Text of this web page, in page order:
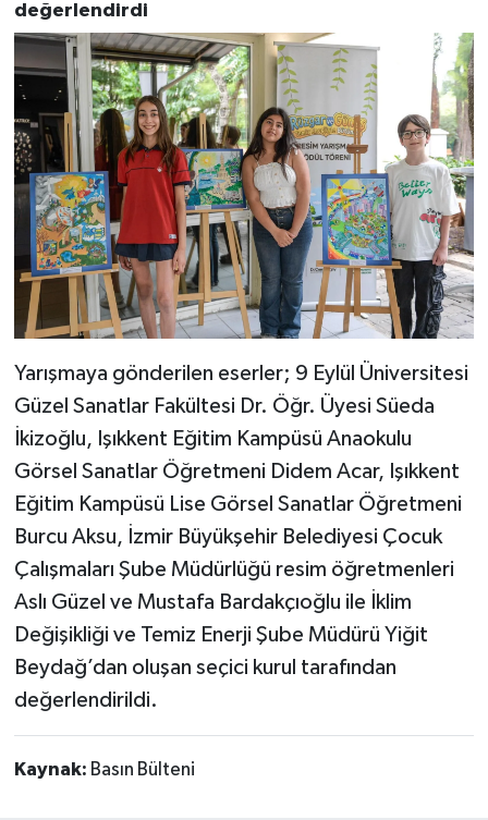
değerlendirdi
Yarışmaya gönderilen eserler; 9 Eylül Üniversitesi
Güzel Sanatlar Fakültesi Dr. Öğr. Üyesi Süeda
İkizoğlu, Işıkkent Eğitim Kampüsü Anaokulu
Görsel Sanatlar Öğretmeni Didem Acar, Işıkkent
Eğitim Kampüsü Lise Görsel Sanatlar Öğretmeni
Burcu Aksu, İzmir Büyükşehir Belediyesi Çocuk
Çalışmaları Şube Müdürlüğü resim öğretmenleri
Aslı Güzel ve Mustafa Bardakçıoğlu ile İklim
Değişikliği ve Temiz Enerji Şube Müdürü Yiğit
Beydağ’dan oluşan seçici kurul tarafından
değerlendirildi.
Kaynak: Basın Bülteni